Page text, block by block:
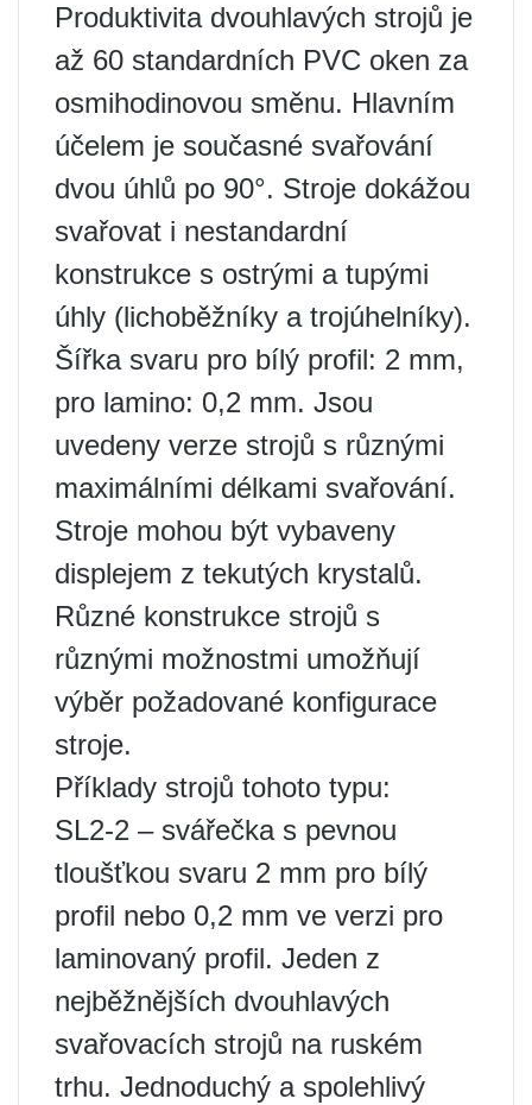
Produktivita dvouhlavých strojů je
až 60 standardních PVC oken za
osmihodinovou směnu. Hlavním
účelem je současné svařování
dvou úhlů po 90°. Stroje dokážou
svařovat i nestandardní
konstrukce s ostrými a tupými
úhly (lichoběžníky a trojúhelníky).
Šířka svaru pro bílý profil: 2 mm,
pro lamino: 0,2 mm. Jsou
uvedeny verze strojů s různými
maximálními délkami svařování.
Stroje mohou být vybaveny
displejem z tekutých krystalů.
Různé konstrukce strojů s
různými možnostmi umožňují
výběr požadované konfigurace
stroje.
Příklady strojů tohoto typu:
SL2-2 – svářečka s pevnou
tloušťkou svaru 2 mm pro bílý
profil nebo 0,2 mm ve verzi pro
laminovaný profil. Jeden z
nejběžnějších dvouhlavých
svařovacích strojů na ruském
trhu. Jednoduchý a spolehlivý